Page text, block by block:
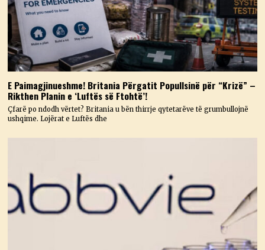
E Paimagjinueshme! Britania Përgatit Popullsinë për “Krizë” –
Rikthen Planin e ‘Luftës së Ftohtë’!
Çfarë po ndodh vërtet? Britania u bën thirrje qytetarëve të grumbullojnë
ushqime. Lojërat e Luftës dhe